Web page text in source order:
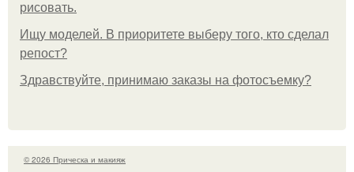
рисовать.
Ищу моделей. В приоритете выберу того, кто сделал
репост?
Здравствуйте, принимаю заказы на фотосъемку?
© 2026 Прическа и макияж